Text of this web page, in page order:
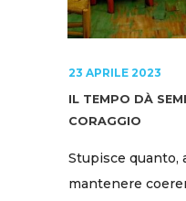
23 APRILE 2023
IL TEMPO DÀ
CORAGGIO
Stupisce quanto,
mantenere